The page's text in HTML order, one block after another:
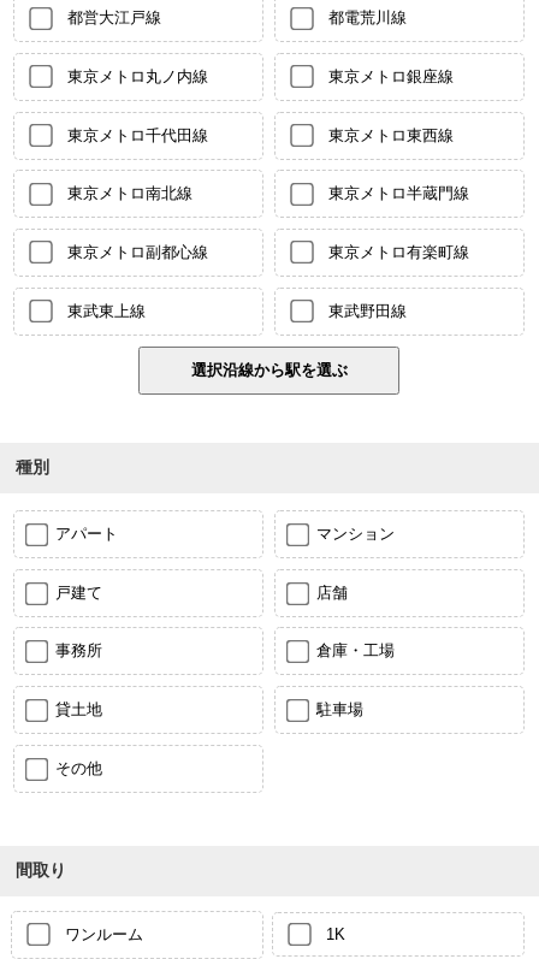
都営大江戸線 都電荒川線
東京メトロ丸ノ内線 東京メトロ銀座線
東京メトロ千代田線 東京メトロ東西線
東京メトロ南北線 東京メトロ半蔵門線
東京メトロ副都心線 東京メトロ有楽町線
東武東上線 東武野田線
種別
アパート マンション
戸建て 店舗
事務所 倉庫・工場
貸土地 駐車場
その他
間取り
ワンルーム 1K